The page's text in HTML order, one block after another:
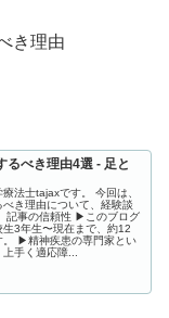
き理由
るべき理由4選 - 足と
法士tajaxです。 今回は、
き理由について、経験談
記事の信頼性 ▶︎このブログ
3年生〜現在まで、約12
。 ▶︎精神疾患の専門家とい
上手く適応障...